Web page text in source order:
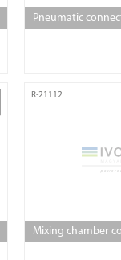
Pneumatic
R-21112
Mixing chamber